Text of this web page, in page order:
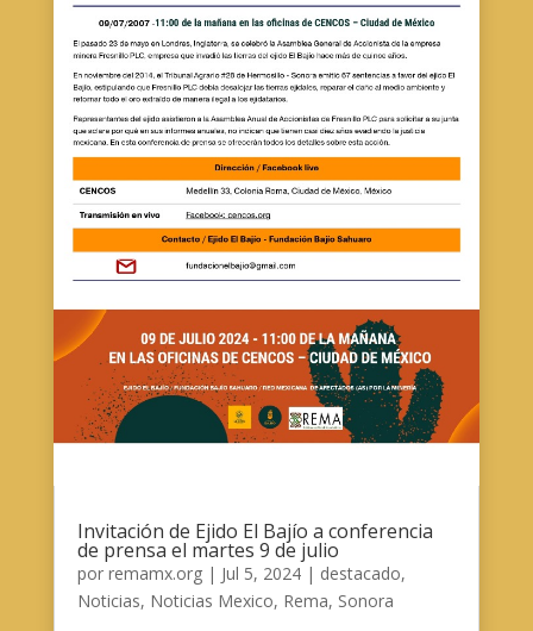
Invitación de Ejido El Bajío a conferencia
de prensa el martes 9 de julio
por remamx.org| Jul 5, 2024| destacado,
Noticias, Noticias Mexico, Rema, Sonora